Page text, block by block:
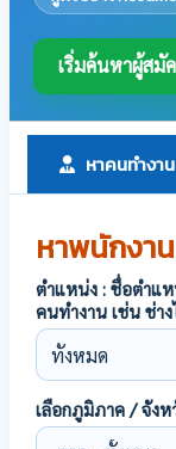
เริ่มค้นหาผู้สมั
หาคนทำงาน
หาพนักงา
ตำแหน่ง : ชื่อตำแ
คนทำงาน เช่น ช่า
เลือกภูมิภาค / จังห